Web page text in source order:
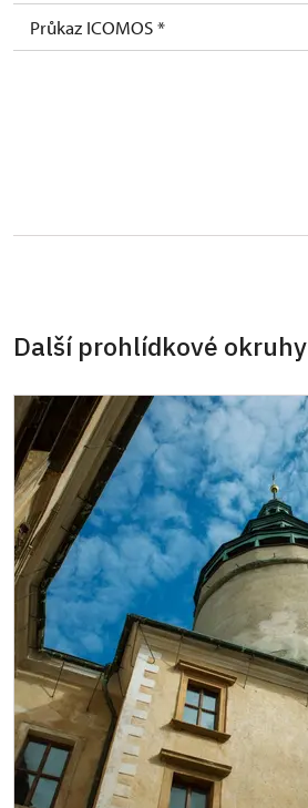
Průkaz ICOMOS *
Průkaz Náš člověk *
Další prohlídkové okruhy